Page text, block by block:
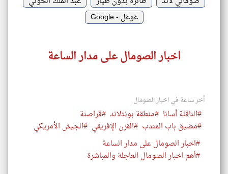
غوغل - Google
اخبار الصومال على مدار الساعة
أخر ساعة في اخبار الصومال
#الناقلة أسانا #منطقة بونتلاند #قراصنة
#مضيق باب المندب #القرن الإفريقي #الجيش الأمريكي
#اخبار الصومال على مدار الساعة
#أهم اخبار الصومال العاجلة والمباشرة